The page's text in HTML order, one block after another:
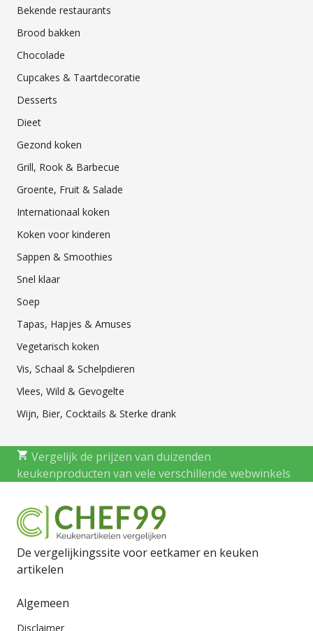
Bekende restaurants
Brood bakken
Chocolade
Cupcakes & Taartdecoratie
Desserts
Dieet
Gezond koken
Grill, Rook & Barbecue
Groente, Fruit & Salade
Internationaal koken
Koken voor kinderen
Sappen & Smoothies
Snel klaar
Soep
Tapas, Hapjes & Amuses
Vegetarisch koken
Vis, Schaal & Schelpdieren
Vlees, Wild & Gevogelte
Wijn, Bier, Cocktails & Sterke drank
Vergelijk de prijzen van duizenden
keukenproducten van vele verschillende webwinkels
De vergelijkingssite voor eetkamer en keuken
artikelen
Algemeen
Disclaimer